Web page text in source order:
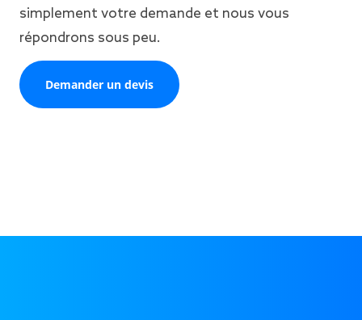
simplement votre demande et nous vous
répondrons sous peu.
Demander un devis